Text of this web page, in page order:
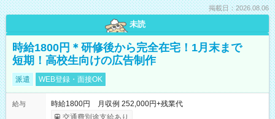
掲載日：2026.08.06
未読
時給1800円＊研修後から完全在宅！1月末まで
短期！高校生向けの広告制作
派遣 WEB登録・面接OK
給与
時給1800円 月収例 252,000円+残業代
交通費別途支給あり